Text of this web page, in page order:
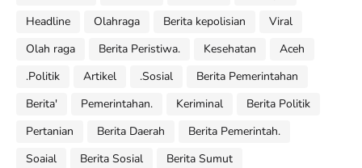
Headline
Olahraga Berita kepolisian
Viral
Olah raga
Berita Peristiwa. Kesehatan
Aceh
.Politik
Artikel .Sosial
Berita Pemerintahan
Berita'
Pemerintahan. Keriminal
Berita Politik
Pertanian
Berita Daerah
Berita Pemerintah.
Soaial
Berita Sosial
Berita Sumut